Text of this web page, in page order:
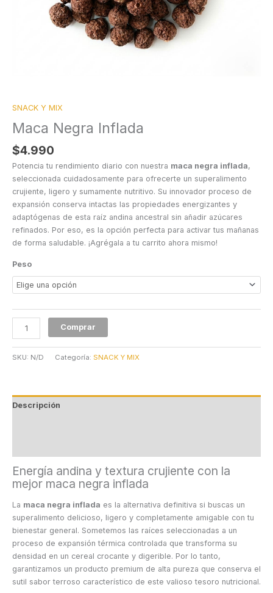
SNACK Y MIX
Maca Negra Inflada
$4.990
Potencia tu rendimiento diario con nuestra maca negra inflada,
seleccionada cuidadosamente para ofrecerte un superalimento
crujiente, ligero y sumamente nutritivo. Su innovador proceso de
expansión conserva intactas las propiedades energizantes y
adaptógenas de esta raíz andina ancestral sin añadir azúcares
refinados. Por eso, es la opción perfecta para activar tus mañanas
de forma saludable. ¡Agrégala a tu carrito ahora mismo!
Peso
Comprar
SKU: N/D Categoría: SNACK Y MIX
Descripción
Energía andina y textura crujiente con la
mejor maca negra inflada
La maca negra inflada es la alternativa definitiva si buscas un
superalimento delicioso, ligero y completamente amigable con tu
bienestar general. Sometemos las raíces seleccionadas a un
proceso de expansión térmica controlada que transforma su
densidad en un cereal crocante y digerible. Por lo tanto,
garantizamos un producto premium de alta pureza que conserva el
sutil sabor terroso característico de este valioso tesoro nutricional.